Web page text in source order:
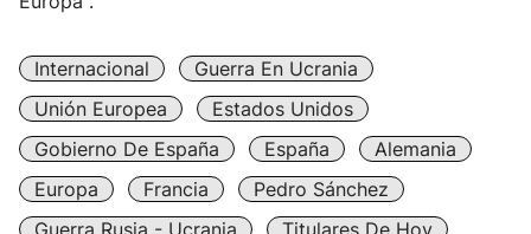
Internacional
Guerra En Ucrania
Unión Europea
Estados Unidos
Gobierno De España
España
Alemania
Europa
Francia
Pedro Sánchez
Guerra Rusia - Ucrania
Titulares De Hoy